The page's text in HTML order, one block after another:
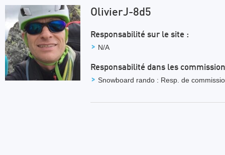
OlivierJ-8d5
Responsabilité sur le site :
N/A
Responsabilité dans les
Snowboard rando : Resp. de